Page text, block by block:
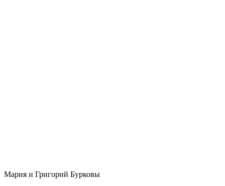
Мария и Григорий Бурковы